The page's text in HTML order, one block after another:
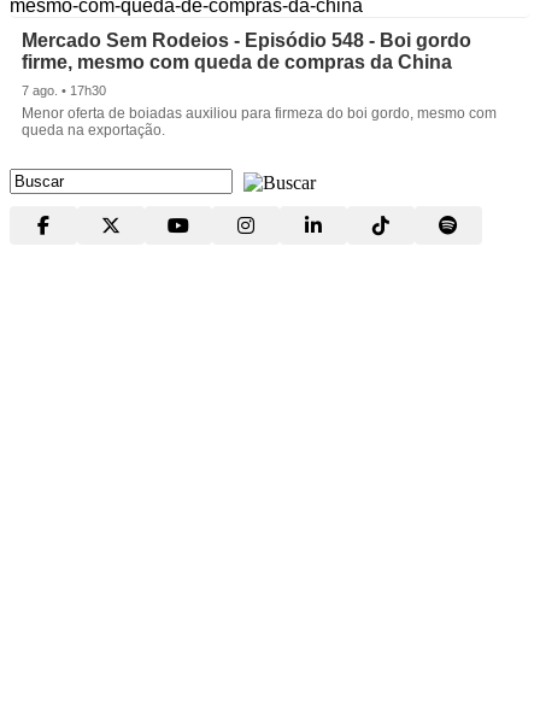
Mercado Sem Rodeios - Episódio 548 - Boi gordo
firme, mesmo com queda de compras da China
7 ago. • 17h30
Menor oferta de boiadas auxiliou para firmeza do boi gordo, mesmo com
queda na exportação.